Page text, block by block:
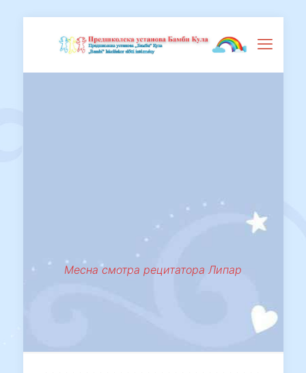
Месна смотра рецитатора Липар